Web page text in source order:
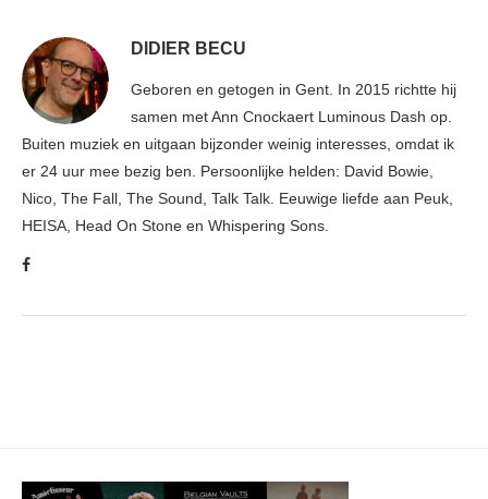
DIDIER BECU
Geboren en getogen in Gent. In 2015 richtte hij
samen met Ann Cnockaert Luminous Dash op.
Buiten muziek en uitgaan bijzonder weinig interesses, omdat ik
er 24 uur mee bezig ben. Persoonlijke helden: David Bowie,
Nico, The Fall, The Sound, Talk Talk. Eeuwige liefde aan Peuk,
HEISA, Head On Stone en Whispering Sons.